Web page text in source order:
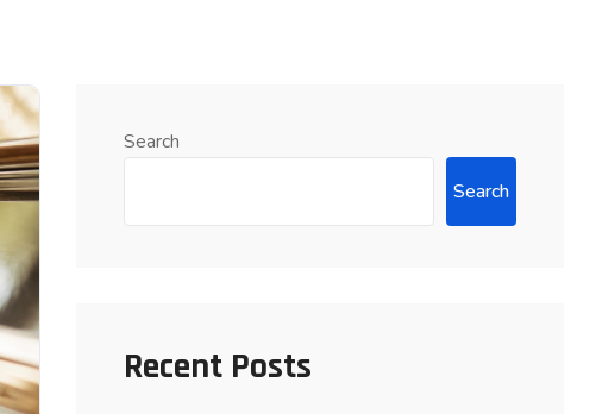
Search
Search
Recent Posts